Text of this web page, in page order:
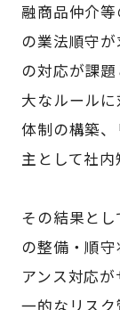
融商品仲介
の業法順守
の対応が課
大なルール
体制の構築、
主として社内
その結果と
の整備・順
アンス対応